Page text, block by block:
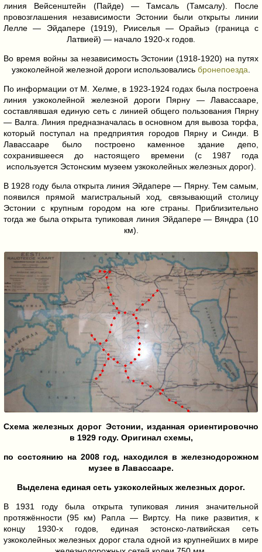
линия Вейсенштейн (Пайде) — Тамсаль (Тамсалу). После
провозглашения независимости Эстонии были открыты линии
Лелле — Эйдапере (1919), Рииселья — Орайыэ (граница с
Латвией) — начало 1920-х годов.
Во время войны за независимость Эстонии (1918-1920) на путях
узкоколейной железной дороги использовались бронепоезда
По информации от М. Хелме, в 1923-1924 годах была построена
линия узкоколейной железной дороги Пярну — Лавассааре,
составлявшая единую сеть с линией общего пользования Пярну
— Валга. Линия предназначалась в основном для вывоза торфа,
который поступал на предприятия городов Пярну и Синди. В
Лавассааре было построено каменное здание депо,
сохранившееся до настоящего времени (с 1987 года
используется Эстонским музеем узкоколейных железных дорог).
В 1928 году была открыта линия Эйдапере — Пярну. Тем самым,
появился прямой магистральный ход, связывающий столицу
Эстонии с крупным городом на юге страны. Приблизительно
тогда же была открыта тупиковая линия Эйдапере — Вяндра (10
км).
Схема железных дорог Эстонии, изданная ориентировочно
в 1929 году. Оригинал схемы,
по состоянию на 2008 год, находился в железнодорожном
музее в Лавассааре.
Выделена единая сеть узкоколейных железных дорог.
В 1931 году была открыта тупиковая линия значительной
протяжённости (95 км) Рапла — Виртсу. На пике развития, к
концу 1930-х годов, единая эстонско-латвийская сеть
узкоколейных железных дорог стала одной из крупнейших в мире